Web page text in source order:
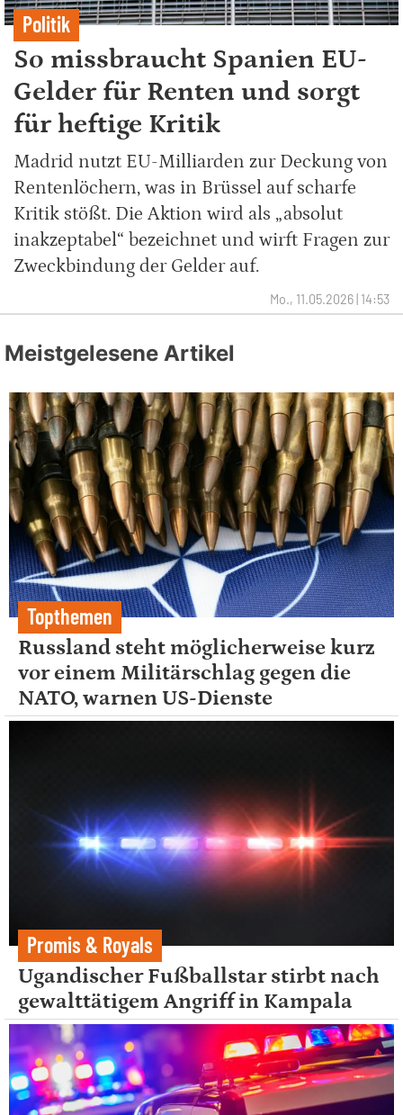
Politik
So missbraucht Spanien EU-
Gelder für Renten und sorgt
für heftige Kritik
Madrid nutzt EU-Milliarden zur Deckung von
Rentenlöchern, was in Brüssel auf scharfe
Kritik stößt. Die Aktion wird als „absolut
inakzeptabel“ bezeichnet und wirft Fragen zur
Zweckbindung der Gelder auf.
Mo., 11.05.2026 | 14:53
Meistgelesene Artikel
Topthemen
Russland steht möglicherweise kurz
vor einem Militärschlag gegen die
NATO, warnen US-Dienste
Promis & Royals
Ugandischer Fußballstar stirbt nach
gewalttätigem Angriff in Kampala